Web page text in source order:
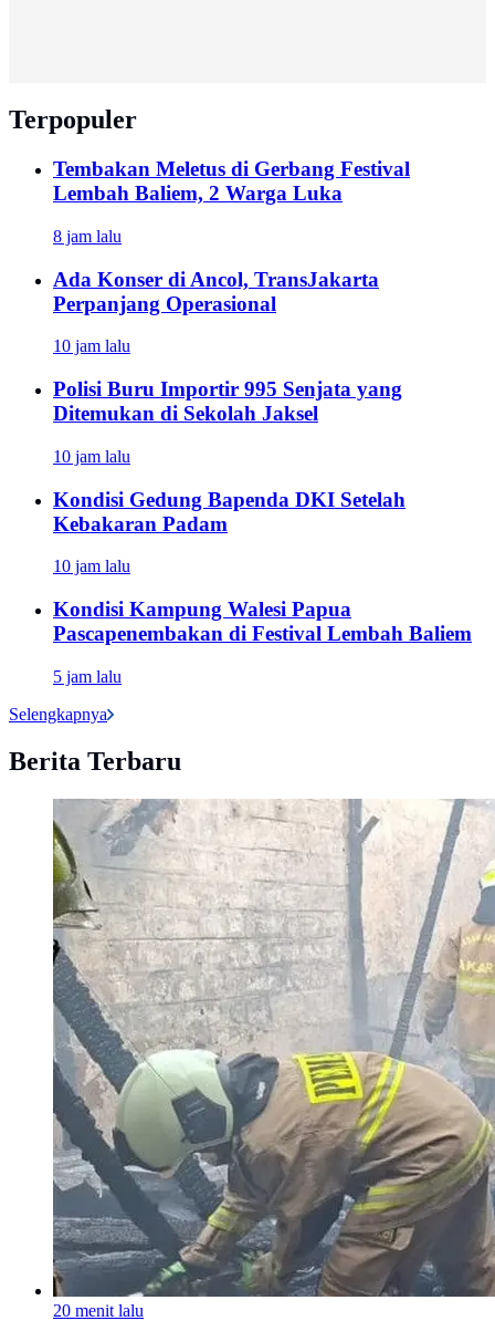
Terpopuler
Tembakan Meletus di Gerbang Festival
Lembah Baliem, 2 Warga Luka
8 jam lalu
Ada Konser di Ancol, TransJakarta
Perpanjang Operasional
10 jam lalu
Polisi Buru Importir 995 Senjata yang
Ditemukan di Sekolah Jaksel
10 jam lalu
Kondisi Gedung Bapenda DKI Setelah
Kebakaran Padam
10 jam lalu
Kondisi Kampung Walesi Papua
Pascapenembakan di Festival Lembah Baliem
5 jam lalu
Selengkapnya
Berita Terbaru
20 menit lalu